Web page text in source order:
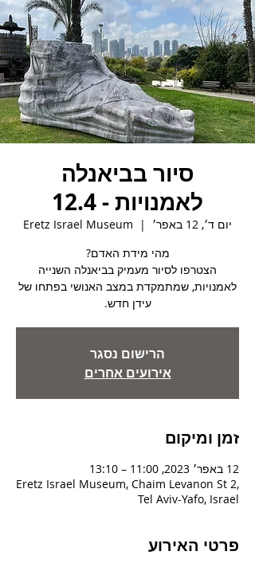
סיור בביאנלה
לאמנויות - 12.4
יום ד׳, 12 באפר׳
  |
Eretz Israel Museum
הצטרפו לסיור מעמיק בביאנלה השנייה
לאמנויות, שמתמקדת במצב האנושי בפתחו של
עידן חדש.
הרישום נסגר
אירועים אחרים
זמן ומיקום
12 באפר׳ 2023, 11:00 – 13:10
Eretz Israel Museum, Chaim Levanon St 2,
Tel Aviv-Yafo, Israel
פרטי האירוע